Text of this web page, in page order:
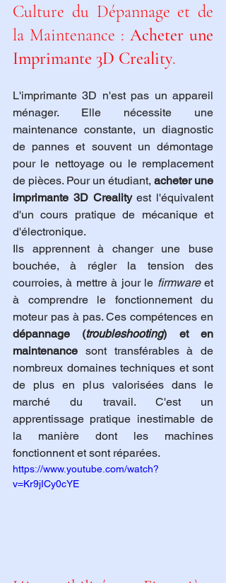
Culture du Dépannage et de
la Maintenance : Acheter une
Imprimante 3D Creality.
L'imprimante 3D n'est pas un appareil
ménager. Elle nécessite une
maintenance constante, un diagnostic
de pannes et souvent un démontage
pour le nettoyage ou le remplacement
de pièces. Pour un étudiant, acheter une
imprimante 3D Creality est l'équivalent
d'un cours pratique de mécanique et
d'électronique.
Ils apprennent à changer une buse
bouchée, à régler la tension des
courroies, à mettre à jour le firmware et
à comprendre le fonctionnement du
dépannage (troubleshooting) et en
maintenance sont transférables à de
nombreux domaines techniques et sont
de plus en plus valorisées dans le
marché du travail. C'est un
apprentissage pratique inestimable de
la manière dont les machines
fonctionnent et sont réparées.
https://www.youtube.com/watch?
v=Kr9jICy0cYE